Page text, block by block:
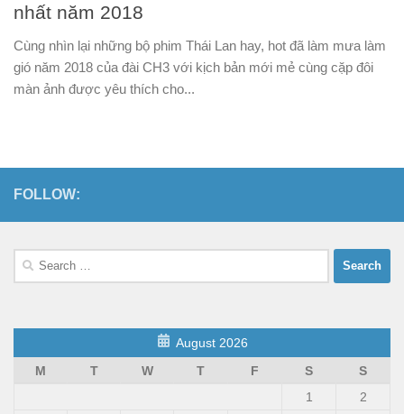
nhất năm 2018
Cùng nhìn lại những bộ phim Thái Lan hay, hot đã làm mưa làm
gió năm 2018 của đài CH3 với kịch bản mới mẻ cùng cặp đôi
màn ảnh được yêu thích cho...
FOLLOW:
Search
August 2026
M
T W T F S
S
1
2